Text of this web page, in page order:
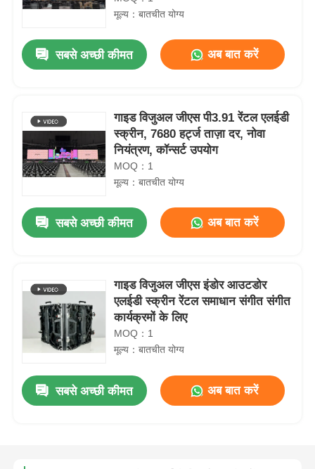
वीडियो
मूल्य：बातचीत योग्य
सबसे अच्छी कीमत अब बात करें
गाइड विजुअल जीएस पी3.91 रेंटल एलईडी
स्क्रीन, 7680 हर्ट्ज ताज़ा दर, नोवा
नियंत्रण, कॉन्सर्ट उपयोग
MOQ：1
मूल्य：बातचीत योग्य
सबसे अच्छी कीमत अब बात करें
गाइड विजुअल जीएस इंडोर आउटडोर
एलईडी स्क्रीन रेंटल समाधान संगीत संगीत
कार्यक्रमों के लिए
MOQ：1
मूल्य：बातचीत योग्य
सबसे अच्छी कीमत
अब बात करें
बैकअप फुल कलर एलईडी डिजिटल डिस्प्ले बोर्ड हाई ब्राइटनेस P2.9 7680Hz